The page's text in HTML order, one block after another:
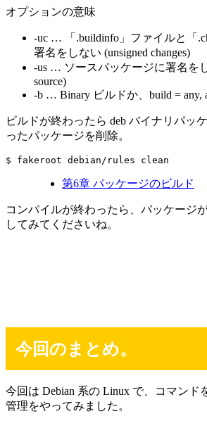
オプションの意味
-uc … 「.buildinfo」ファイルと「
署名をしない (unsigned changes)
-us … ソースパッケージに署名を
source)
-b … Binary ビルドか、build = any,
ビルドが終わったら deb バイナリパッ
ったパッケージを削除。
$ fakeroot debian/rules clean
第6章 パッケージのビルド
コンパイルが終わったら、パッケージ
してみてくださいね。
今回のまとめ。
今回は Debian 系の Linux で、コマンド
管理をやってみました。